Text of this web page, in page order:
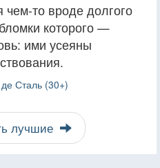
чем-то вроде долгого
которого —
ими усеяны
Сталь (30+)
лучшие